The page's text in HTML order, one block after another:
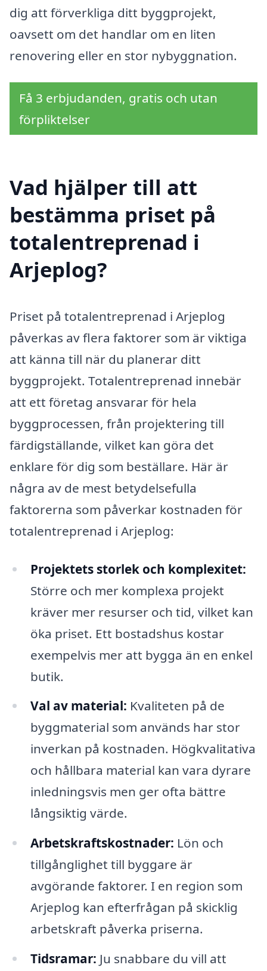
dig att förverkliga ditt byggprojekt,
oavsett om det handlar om en liten
renovering eller en stor nybyggnation.
Få 3 erbjudanden, gratis och utan
förpliktelser
Vad hjälper till att
bestämma priset på
totalentreprenad i
Arjeplog?
Priset på totalentreprenad i Arjeplog
påverkas av flera faktorer som är viktiga
att känna till när du planerar ditt
byggprojekt. Totalentreprenad innebär
att ett företag ansvarar för hela
byggprocessen, från projektering till
färdigställande, vilket kan göra det
enklare för dig som beställare. Här är
några av de mest betydelsefulla
faktorerna som påverkar kostnaden för
totalentreprenad i Arjeplog:
Projektets storlek och komplexitet:
Större och mer komplexa projekt
kräver mer resurser och tid, vilket kan
öka priset. Ett bostadshus kostar
exempelvis mer att bygga än en enkel
butik.
Val av material: Kvaliteten på de
byggmaterial som används har stor
inverkan på kostnaden. Högkvalitativa
och hållbara material kan vara dyrare
inledningsvis men ger ofta bättre
långsiktig värde.
Arbetskraftskostnader: Lön och
tillgånglighet till byggare är
avgörande faktorer. I en region som
Arjeplog kan efterfrågan på skicklig
arbetskraft påverka priserna.
Tidsramar: Ju snabbare du vill att